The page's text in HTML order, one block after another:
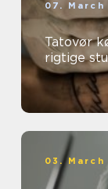
07. March
Tatovør
rigtige
03. March